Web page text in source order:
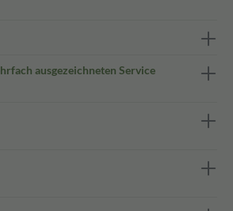
ausgezeichneten Service